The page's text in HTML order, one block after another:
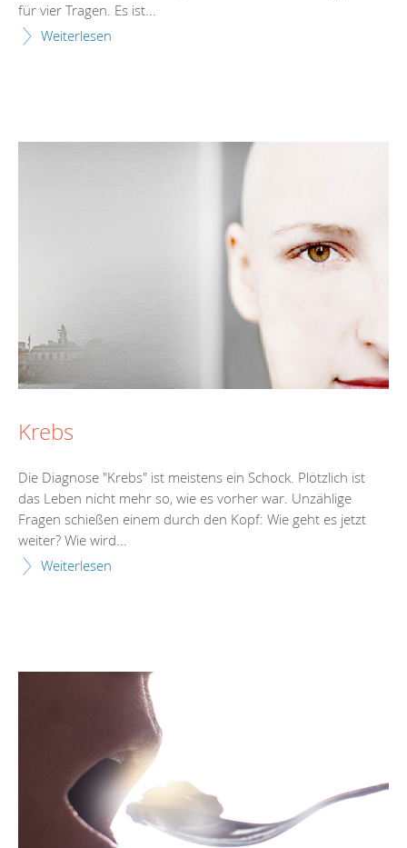
für vier Tragen. Es ist...
Weiterlesen
Krebs
Die Diagnose "Krebs" ist meistens ein Schock. Plötzlich ist
das Leben nicht mehr so, wie es vorher war. Unzählige
Fragen schießen einem durch den Kopf: Wie geht es jetzt
weiter? Wie wird...
Weiterlesen